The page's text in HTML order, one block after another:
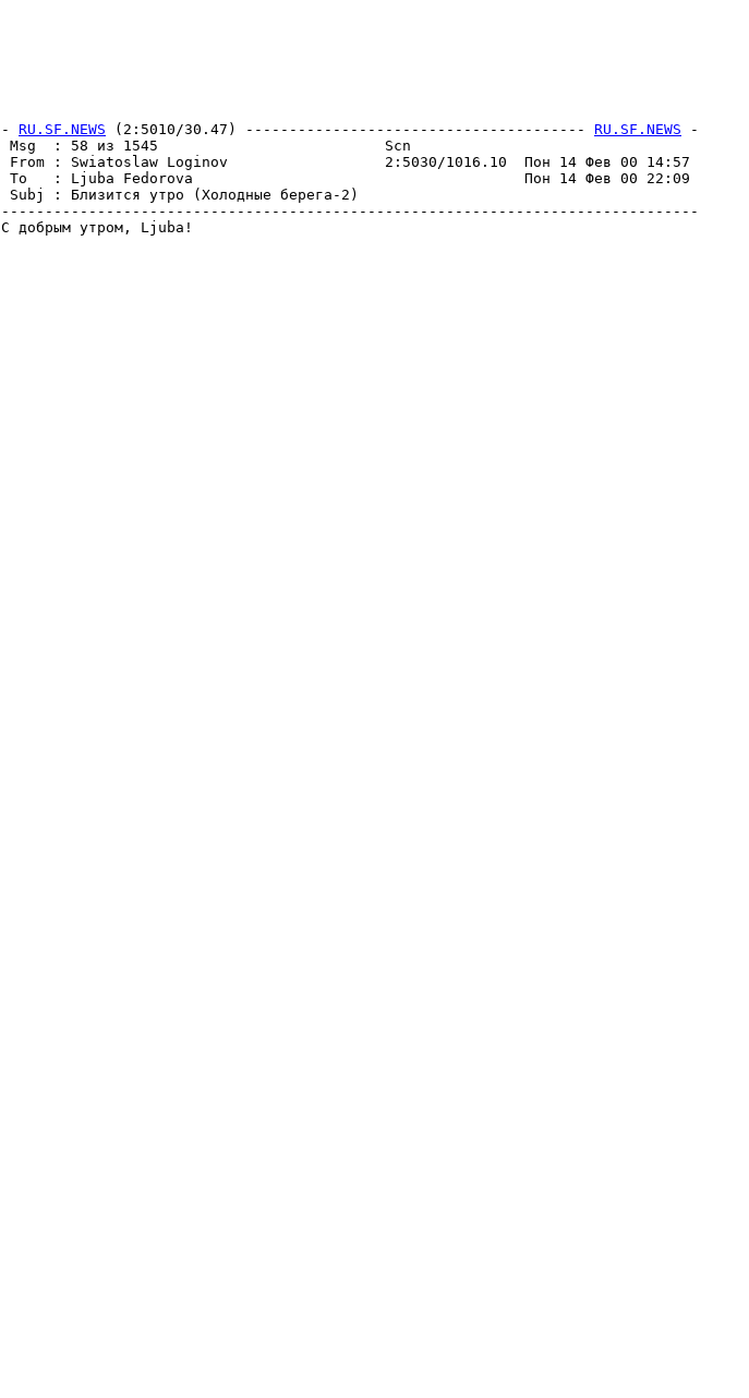
- RU.SF.NEWS (2:5010/30.47) --------------------------------------- RU.SF.NEWS -
Msg  : 58 из 1545                          Scn
From : Swiatoslaw Loginov                  2:5030/1016.10  Пон 14 Фев 00 14:57
To   : Ljuba Fedorova                                      Пон 14 Фев 00 22:09
Subj : Близится yтpо (Холодные беpега-2)
--------------------------------------------------------------------------------
С добрым утром, Ljuba!